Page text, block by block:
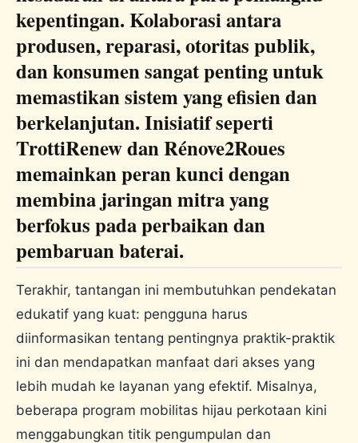
kepentingan. Kolaborasi antara
produsen, reparasi, otoritas publik,
dan konsumen sangat penting untuk
memastikan sistem yang efisien dan
berkelanjutan. Inisiatif seperti
TrottiRenew dan Rénove2Roues
memainkan peran kunci dengan
membina jaringan mitra yang
berfokus pada perbaikan dan
pembaruan baterai.
Terakhir, tantangan ini membutuhkan pendekatan
edukatif yang kuat: pengguna harus
diinformasikan tentang pentingnya praktik-praktik
ini dan mendapatkan manfaat dari akses yang
lebih mudah ke layanan yang efektif. Misalnya,
beberapa program mobilitas hijau perkotaan kini
menggabungkan titik pengumpulan dan